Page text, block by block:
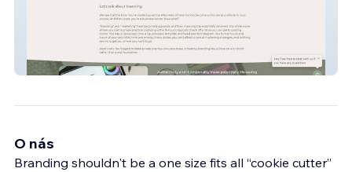
coBranding Studio
O nás
Branding shouldn't be a one size fits all “cookie cutter”